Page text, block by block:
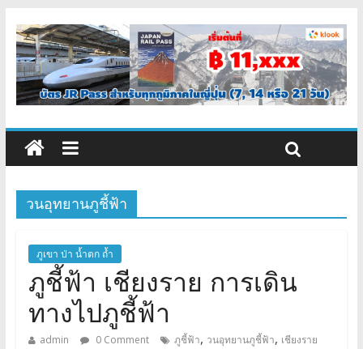
วนอุทยานภูชี้ฟ้า
ภูเขา ป่า น้ำตก ถ้ำ
ภูชี้ฟ้า เชียงราย การเดิน
ทางไปภูชี้ฟ้า
admin 0 Comment ภูชี้ฟ้า, วนอุทยานภูชี้ฟ้า, เชียงราย